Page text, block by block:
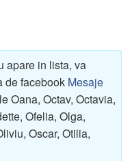
apare in lista, va
de facebook Mesaje
Oana, Octav, Octavia,
Ofelia, Olga,
Oscar, Otilia,